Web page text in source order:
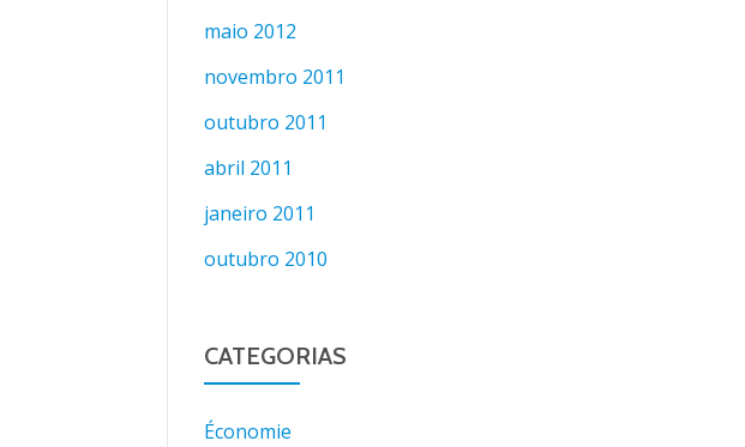
maio 2012
novembro 2011
outubro 2011
abril 2011
janeiro 2011
outubro 2010
CATEGORIAS
Économie